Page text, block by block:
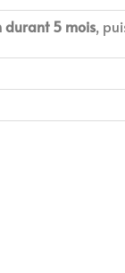
durant 5 mois,